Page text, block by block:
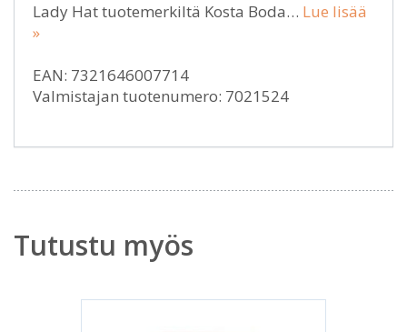
Lady Hat tuotemerkiltä Kosta Boda… Lue lisää
»
EAN: 7321646007714
Valmistajan tuotenumero: 7021524
Tutustu myös